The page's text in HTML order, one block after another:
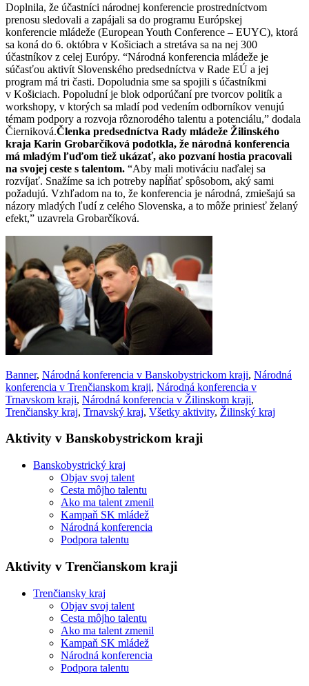
Doplnila, že účastníci národnej konferencie prostredníctvom
prenosu sledovali a zapájali sa do programu Európskej
konferencie mládeže (European Youth Conference – EUYC), ktorá
sa koná do 6. októbra v Košiciach a stretáva sa na nej 300
účastníkov z celej Európy. “Národná konferencia mládeže je
súčasťou aktivít Slovenského predsedníctva v Rade EÚ a jej
program má tri časti. Dopoludnia sme sa spojili s účastníkmi
v Košiciach. Popoludní je blok odporúčaní pre tvorcov politík a
workshopy, v ktorých sa mladí pod vedením odborníkov venujú
témam podpory a rozvoja rôznorodého talentu a potenciálu,” dodala
Čierniková.Členka predsedníctva Rady mládeže Žilinského
kraja Karin Grobarčíková podotkla, že národná konferencia
má mladým ľuďom tiež ukázať, ako pozvaní hostia pracovali
na svojej ceste s talentom. “Aby mali motiváciu naďalej sa
rozvíjať. Snažíme sa ich potreby napĺňať spôsobom, aký sami
požadujú. Vzhľadom na to, že konferencia je národná, zmiešajú sa
názory mladých ľudí z celého Slovenska, a to môže priniesť želaný
efekt,” uzavrela Grobarčíková.
Banner, Národná konferencia v Banskobystrickom kraji, Národná
konferencia v Trenčianskom kraji, Národná konferencia v
Trnavskom kraji, Národná konferencia v Žilinskom kraji,
Trenčiansky kraj, Trnavský kraj, Všetky aktivity, Žilinský kraj
Aktivity v Banskobystrickom kraji
Banskobystrický kraj
Objav svoj talent
Cesta môjho talentu
Ako ma talent zmenil
Kampaň SK mládež
Národná konferencia
Podpora talentu
Aktivity v Trenčianskom kraji
Trenčiansky kraj
Objav svoj talent
Cesta môjho talentu
Ako ma talent zmenil
Kampaň SK mládež
Národná konferencia
Podpora talentu